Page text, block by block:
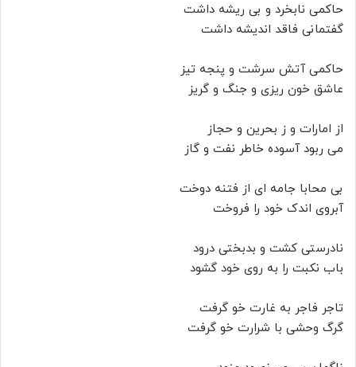
حاکمی نابخرد و بی ریشه داشت
گفتمانی فاقد اندیشه داشت
حاکمی آتش سرشت و پنجه تیز
عاشق خون ریزی و جنگ و گریز
از امارات و ز بحرین و حجاز
می ربود آسوده خاطر نفت و گاز
بی محابا جامه ای از فتنه دوخت
آبروی اندک خود را فروخت
نادرستی کشت و بدبختی درود
باب نکبت را به روی خود گشود
تاجر فاجر به غارت خو گرفت
گرگ وحشی با شرارت خو گرفت